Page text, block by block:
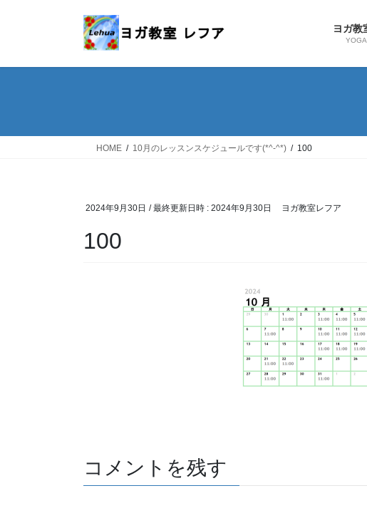
ヨガ教
HOME 10月のレッスンスケジュールです(*^-^*) 100
2024年9月30日 / 最終更新日時 : 2024年9月30日 ヨガ教室レフア
100
コメントを残す